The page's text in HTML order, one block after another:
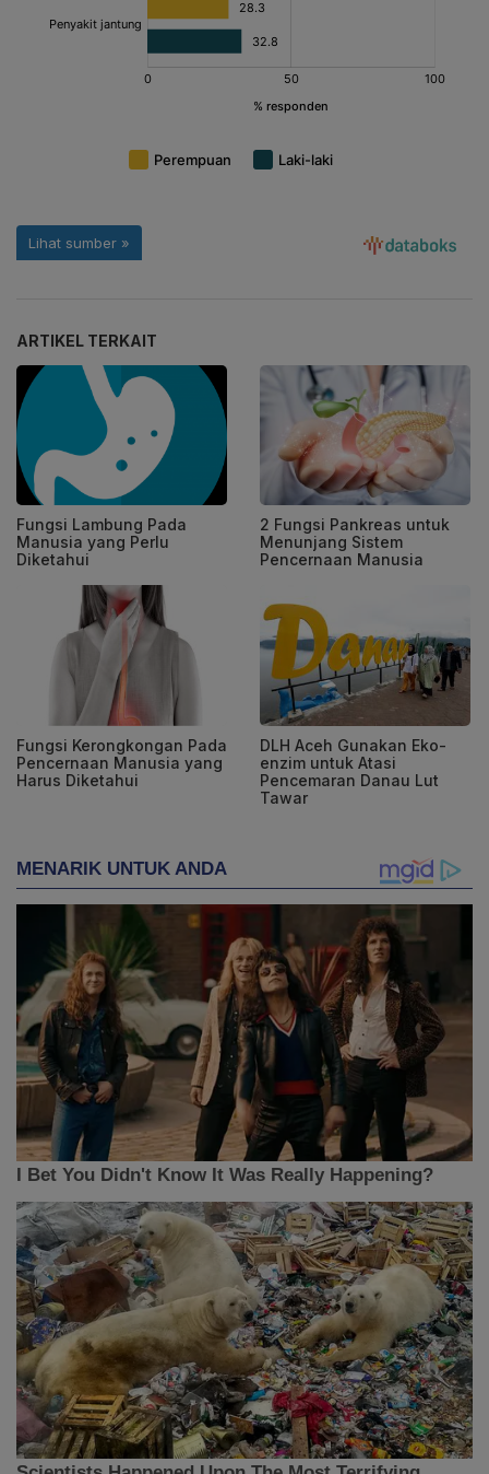
ARTIKEL TERKAIT
Fungsi Lambung Pada
Manusia yang Perlu
Diketahui
2 Fungsi Pankreas untuk
Menunjang Sistem
Pencernaan Manusia
Fungsi Kerongkongan Pada
Pencernaan Manusia yang
Harus Diketahui
DLH Aceh Gunakan Eko-
enzim untuk Atasi
Pencemaran Danau Lut
Tawar